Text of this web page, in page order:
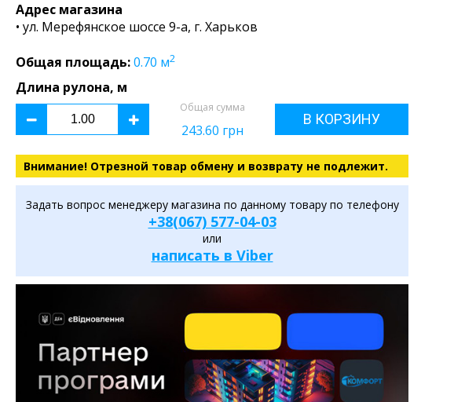
Адрес магазина
• ул. Мерефянское шоссе 9-а, г. Харьков
Общая площадь:0.70 м2
Длина рулона, м
Общая сумма
243.60 грн
В КОРЗИНУ
Внимание! Отрезной товар обмену и возврату не подлежит.
Задать вопрос менеджеру магазина по данному товару по телефону
+38(067) 577-04-03
или
написать в Viber